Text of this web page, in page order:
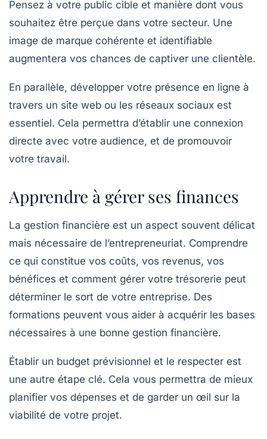
Pensez à votre public cible et manière dont vous
souhaitez être perçue dans votre secteur. Une
image de marque cohérente et identifiable
augmentera vos chances de captiver une clientèle.
En parallèle, développer votre présence en ligne à
travers un site web ou les réseaux sociaux est
essentiel. Cela permettra d’établir une connexion
directe avec votre audience, et de promouvoir
votre travail.
Apprendre à gérer ses finances
La gestion financière est un aspect souvent délicat
mais nécessaire de l’entrepreneuriat. Comprendre
ce qui constitue vos coûts, vos revenus, vos
bénéfices et comment gérer votre trésorerie peut
déterminer le sort de votre entreprise. Des
formations peuvent vous aider à acquérir les bases
nécessaires à une bonne gestion financière.
Établir un budget prévisionnel et le respecter est
une autre étape clé. Cela vous permettra de mieux
planifier vos dépenses et de garder un œil sur la
viabilité de votre projet.